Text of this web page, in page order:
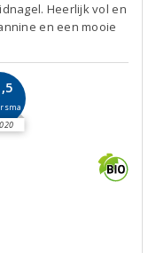
Heerlijk vol en
en een mooie
,5